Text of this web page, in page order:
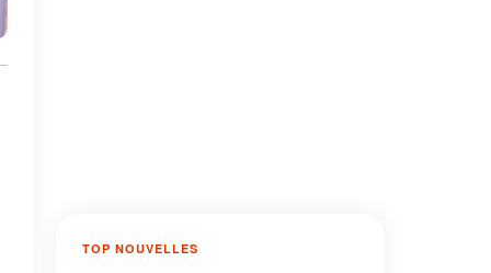
TOP NOUVELLES